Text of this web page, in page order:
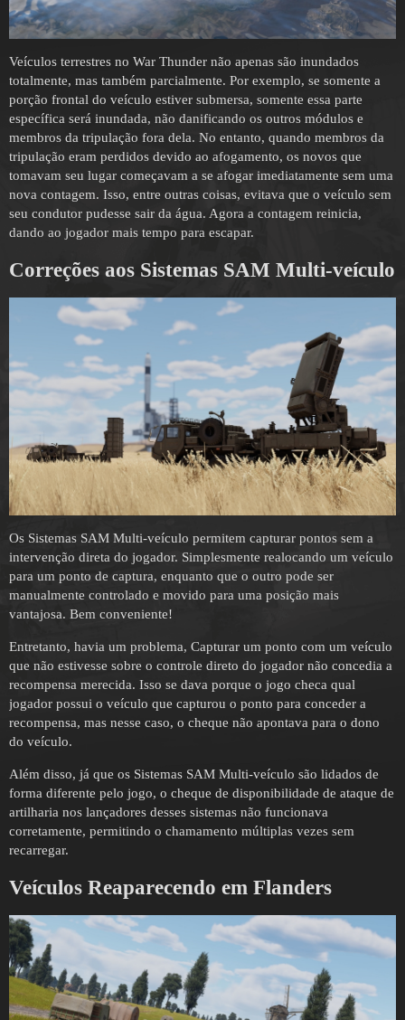
Veículos terrestres no War Thunder não apenas são inundados
totalmente, mas também parcialmente. Por exemplo, se somente a
porção frontal do veículo estiver submersa, somente essa parte
específica será inundada, não danificando os outros módulos e
membros da tripulação fora dela. No entanto, quando membros da
tripulação eram perdidos devido ao afogamento, os novos que
tomavam seu lugar começavam a se afogar imediatamente sem uma
nova contagem. Isso, entre outras coisas, evitava que o veículo sem
seu condutor pudesse sair da água. Agora a contagem reinicia,
dando ao jogador mais tempo para escapar.
Correções aos Sistemas SAM Multi-veículo
Os Sistemas SAM Multi-veículo permitem capturar pontos sem a
intervenção direta do jogador. Simplesmente realocando um veículo
para um ponto de captura, enquanto que o outro pode ser
manualmente controlado e movido para uma posição mais
vantajosa. Bem conveniente!
Entretanto, havia um problema, Capturar um ponto com um veículo
que não estivesse sobre o controle direto do jogador não concedia a
recompensa merecida. Isso se dava porque o jogo checa qual
jogador possui o veículo que capturou o ponto para conceder a
recompensa, mas nesse caso, o cheque não apontava para o dono
do veículo.
Além disso, já que os Sistemas SAM Multi-veículo são lidados de
forma diferente pelo jogo, o cheque de disponibilidade de ataque de
artilharia nos lançadores desses sistemas não funcionava
corretamente, permitindo o chamamento múltiplas vezes sem
recarregar.
Veículos Reaparecendo em Flanders